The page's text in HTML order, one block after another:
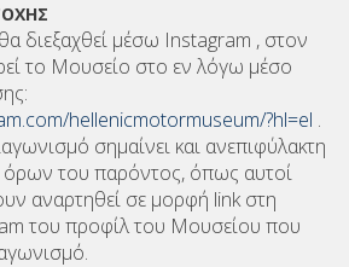
διεξαχθεί μέσω Instagram , στον
το Μουσείο στο εν λόγω μέσο
hellenicmotormuseum/?hl=el .
σημαίνει και ανεπιφύλακτη
του παρόντος, όπως αυτοί
αναρτηθεί σε μορφή link στη
του προφίλ του Μουσείου που